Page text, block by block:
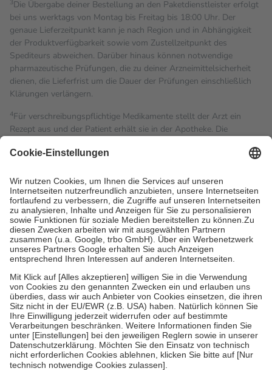
3Die Übergabe deiner Bestellung an den Paketdienstleister erfolgt
bei uns werktags von Montag bis Freitag bis 18:00 Uhr. Der
genaue Lieferzeitpunkt kann je nach Region und in Abhängigkeit
der Produktverfügbarkeit sowie vom Zustellzeitpunkt des
Spediteurs abweichen. Darüber hinaus können notwendige
pharmazeutische Prüfungen, die zu deiner Arzneimittelsicherheit
dienen, die Lieferfrist um die Dauer der Prüfungen einschließlich
Klärungen verlängern.
4Für verschreibungspflichtige Medikamente stellt der Arzt ein
Rezept aus und der Patient erhält sie in der Apotheke. Die
Kosten dafür, der Versicherte trägt einen Teil davon als Zuzahlung
Grundsätzlich leisten Mitglieder Zuzahlungen in Höhe von zehn
Prozent des Abgabepreises,mindestensjedochfünf Euround
höchstens zehn Euro.Es sind jedoch nie mehr als die
tatsächlichen Kosten der Leistung zu entrichten.
Diese Regeln gelten grundsätzlich auch für Online-Apotheken.
Bei Heilmitteln und häuslicher Krankenpflege beträgt die
Zuzahlung zehn Prozent der Kosten sowie zehn Euro je
Um das Engagement der Versicherten für ihre eigene Gesundheit
zu stärken und die besondere Stellung der Familie zu unterstützen,
fallenkeine Zuzahlungenan bei:
• Kindern und Jugendlichen bis zum vollendeten 18. Lebensjahr
mit Ausnahme der Fahrkosten
• Untersuchungen zur Vorsorge und Früherkennung, die von der
GKV getragen werden